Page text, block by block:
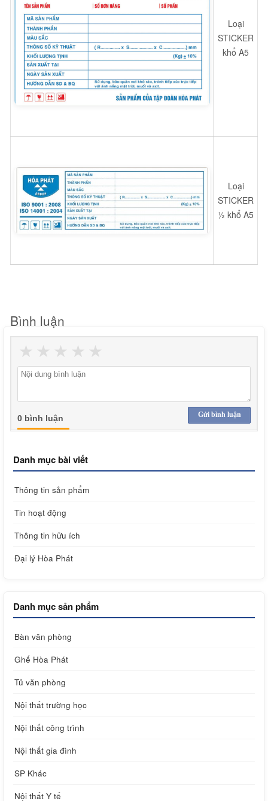
Loại
STICKER
khổ A5
Loại
STICKER
½ khổ A5
Bình luận
★
★
★
★
★
Gửi bình luận
0 bình luận
Danh mục bài viết
Thông tin sản phẩm
Tin hoạt động
Thông tin hữu ích
Đại lý Hòa Phát
Danh mục sản phẩm
Bàn văn phòng
Ghế Hòa Phát
Tủ văn phòng
Nội thất trường học
Nội thất công trình
Nội thất gia đình
SP Khác
Nội thất Y tế